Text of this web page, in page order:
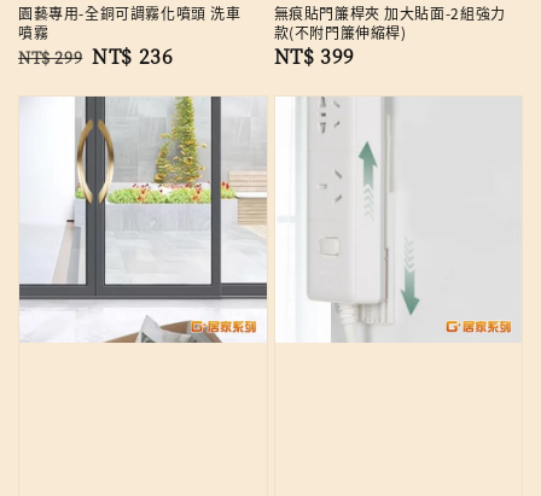
園藝專用-全銅可調霧化噴頭 洗車
噴霧
Regular
NT$ 299 Sale
NT$ 236
無痕貼門簾桿夾 加大貼面-2組強力
款(不附門簾伸縮桿)
Regular
NT$ 399